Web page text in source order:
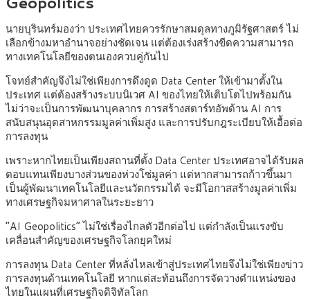
นายบุรินทร์มองว่า ประเทศไทยควรรักษาสมดุลทางภูมิรัฐศาสตร์ ไม่
เลือกข้างมหาอำนาจอย่างชัดเจน แต่ต้องเร่งสร้างขีดความสามารถ
ทางเทคโนโลยีของตนเองควบคู่กันไป
โจทย์สำคัญจึงไม่ใช่เพียงการดึงดูด Data Center ให้เข้ามาตั้งใน
ประเทศ แต่ต้องสร้างระบบนิเวศ AI ของไทยให้เติบโตไปพร้อมกัน
ไม่ว่าจะเป็นการพัฒนาบุคลากร การสร้างสตาร์ทอัพด้าน AI การ
สนับสนุนอุตสาหกรรมมูลค่าเพิ่มสูง และการปรับกฎระเบียบให้เอื้อต่อ
การลงทุน
เพราะหากไทยเป็นเพียงสถานที่ตั้ง Data Center ประเทศอาจได้รับผล
ตอบแทนเพียงบางส่วนของห่วงโซ่มูลค่า แต่หากสามารถก้าวขึ้นมา
เป็นผู้พัฒนาเทคโนโลยีและนวัตกรรมได้ จะมีโอกาสสร้างมูลค่าเพิ่ม
ทางเศรษฐกิจมหาศาลในระยะยาว
“AI Geopolitics” ไม่ใช่เรื่องไกลตัวอีกต่อไป แต่กำลังเป็นแรงขับ
เคลื่อนสำคัญของเศรษฐกิจโลกยุคใหม่
การลงทุน Data Center ที่หลั่งไหลเข้าสู่ประเทศไทยจึงไม่ใช่เพียงข่าว
การลงทุนด้านเทคโนโลยี หากแต่สะท้อนถึงการจัดวางตำแหน่งของ
ไทยในแผนที่เศรษฐกิจดิจิทัลโลก